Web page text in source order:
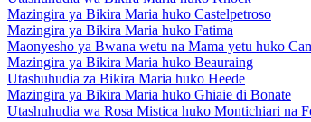
Mazingira ya Bikira Maria huko Castelpetroso
Mazingira ya Bikira Maria huko Fatima
Maonyesho ya Bwana wetu na Mama yetu huko
Mazingira ya Bikira Maria huko Beauraing
Utashuhudia za Bikira Maria huko Heede
Mazingira ya Bikira Maria huko Ghiaie di Bonate
Utashuhudia wa Rosa Mistica huko Montichiari na